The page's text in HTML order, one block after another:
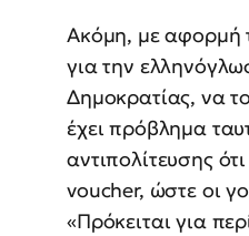
Ακόμη, με αφορμή
για την
Δημοκρατίας, να
έχει πρόβλημα
αντιπολίτευσης
voucher, ώστε οι
«Πρόκειται για